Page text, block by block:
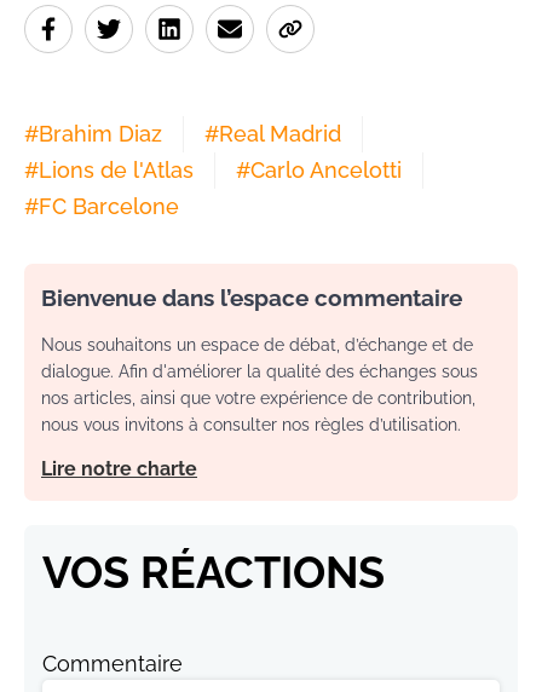
#Brahim Diaz #Real Madrid
#Lions de l'Atlas #Carlo Ancelotti
#FC Barcelone
Bienvenue dans l’espace commentaire
Nous souhaitons un espace de débat, d’échange et de
dialogue. Afin d'améliorer la qualité des échanges sous
nos articles, ainsi que votre expérience de contribution,
nous vous invitons à consulter nos règles d’utilisation.
Lire notre charte
VOS RÉACTIONS
Commentaire